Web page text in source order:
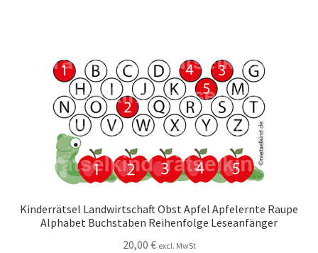
Kinderrätsel Landwirtschaft Obst Apfel Apfelernte Raupe
Alphabet Buchstaben Reihenfolge Leseanfänger
20,00 € excl. MwSt